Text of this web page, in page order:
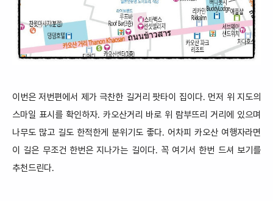
이번은 저번편에서 제가 극찬한 길거리 팟타이 집이다. 먼저 위 지도의
스마일 표시를 확인하자. 카오산거리 바로 위 람부뜨리 거리에 있으며
나무도 많고 길도 한적한게 분위기도 좋다. 어차피 카오산 여행자라면
이 길은 무조건 한번은 지나가는 길이다. 꼭 여기서 한번 드셔 보기를
추천드린다.